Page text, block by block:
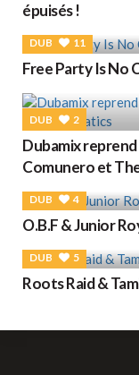
épuisés !
DUB 11
Free Party Is No
DUB 2
Dubamix reprend
Comunero et
DUB 4
O.B.F & Junior
DUB 5
Roots Raid &